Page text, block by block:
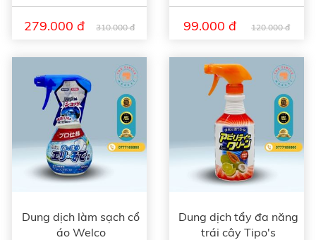
279.000 đ 310.000 đ 99.000 đ 120.000 đ
Dung dịch làm sạch cổ
áo Welco
Dung dịch tẩy đa năng
trái cây Tipo's